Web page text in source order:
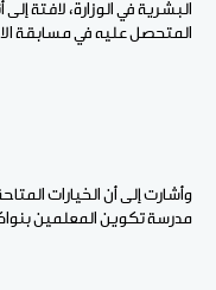
البشرية في الوزارة، لافتة
المتحصل عليه في مسابقة
وأشارت إلى أن الخيارات
مدرسة تكوين المعلمين